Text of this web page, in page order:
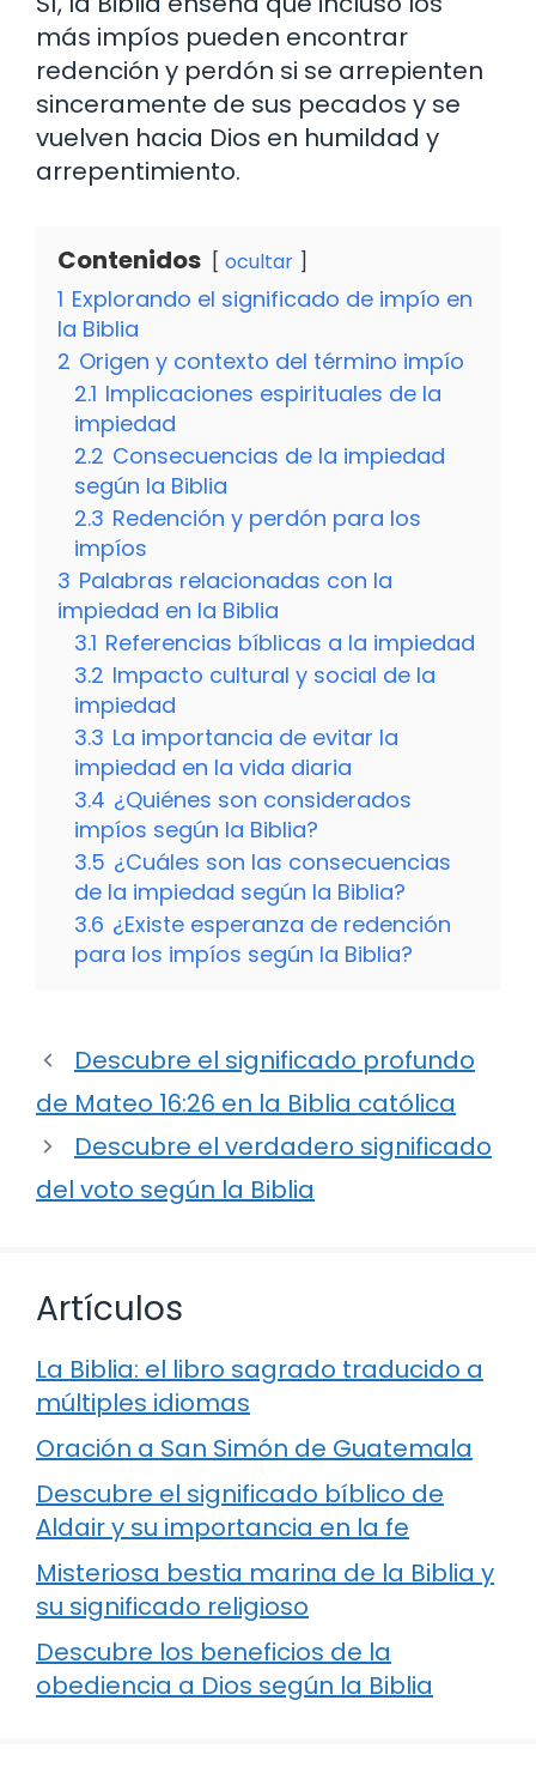
más impíos pueden encontrar
redención y perdón si se arrepienten
sinceramente de sus pecados y se
vuelven hacia Dios en humildad y
arrepentimiento.
Contenidos ocultar
1 Explorando el significado de impío en
la Biblia
2 Origen y contexto del término impío
2.1 Implicaciones espirituales de la
impiedad
2.2 Consecuencias de la impiedad
según la Biblia
2.3 Redención y perdón para los
impíos
3 Palabras relacionadas con la
impiedad en la Biblia
3.1 Referencias bíblicas a la impiedad
3.2 Impacto cultural y social de la
impiedad
3.3 La importancia de evitar la
impiedad en la vida diaria
3.4 ¿Quiénes son considerados
impíos según la Biblia?
3.5 ¿Cuáles son las consecuencias
de la impiedad según la Biblia?
3.6 ¿Existe esperanza de redención
para los impíos según la Biblia?
Descubre el significado profundo
de Mateo 16:26 en la Biblia católica
Descubre el verdadero significado
del voto según la Biblia
Artículos
La Biblia: el libro sagrado traducido a
múltiples idiomas
Oración a San Simón de Guatemala
Descubre el significado bíblico de
Aldair y su importancia en la fe
Misteriosa bestia marina de la Biblia y
su significado religioso
Descubre los beneficios de la
obediencia a Dios según la Biblia